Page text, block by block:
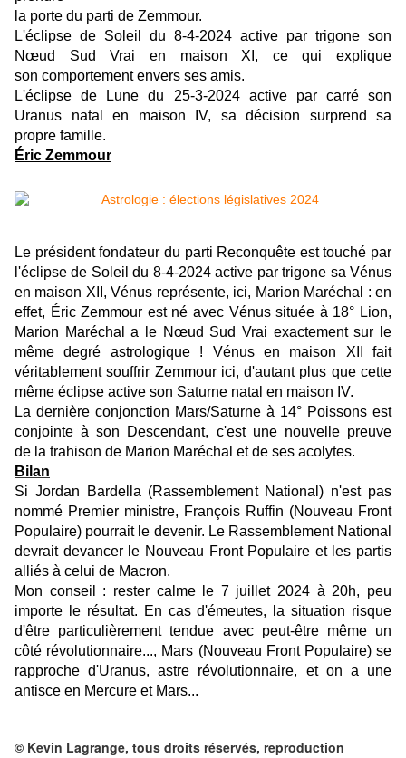
la porte du parti de Zemmour.
L'éclipse de Soleil du 8-4-2024 active par trigone son
Nœud Sud Vrai en maison XI, ce qui explique
son comportement envers ses amis.
L'éclipse de Lune du 25-3-2024 active par carré son
Uranus natal en maison IV, sa décision surprend sa
propre famille.
Éric Zemmour
Le président fondateur du parti Reconquête est touché par
'éclipse de Soleil du 8-4-2024 active par trigone sa Vénus
en maison XII, Vénus représente, ici, Marion Maréchal : en
effet, Éric Zemmour est né avec Vénus située à 18° Lion,
Marion Maréchal a le Nœud Sud Vrai exactement sur le
même degré astrologique ! Vénus en maison XII fait
véritablement souffrir Zemmour ici, d'autant plus que cette
même éclipse active son Saturne natal en maison IV.
La dernière conjonction Mars/Saturne à 14° Poissons est
conjointe à son Descendant, c'est une nouvelle preuve
de la trahison de Marion Maréchal et de ses acolytes.
Bilan
Si Jordan Bardella (Rassemblement National) n'est pas
nommé Premier ministre, François Ruffin (Nouveau Front
Populaire) pourrait le devenir. Le Rassemblement National
devrait devancer le Nouveau Front Populaire et les partis
alliés à celui de Macron.
Mon conseil : rester calme le 7 juillet 2024 à 20h, peu
importe le résultat. En cas d'émeutes, la situation risque
d'être particulièrement tendue avec peut-être même un
côté révolutionnaire..., Mars (Nouveau Front Populaire) se
rapproche d'Uranus, astre révolutionnaire, et on a une
antisce en Mercure et Mars...
© Kevin Lagrange, tous droits réservés, reproduction